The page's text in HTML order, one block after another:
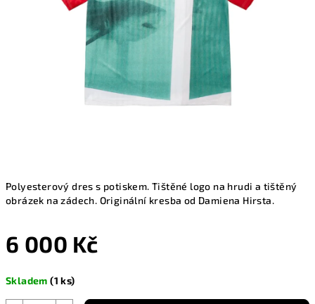
Polyesterový dres s potiskem. Tištěné logo na hrudi a tištěný
obrázek na zádech. Originální kresba od Damiena Hirsta.
6 000 Kč
cena:
Skladem(1 ks)